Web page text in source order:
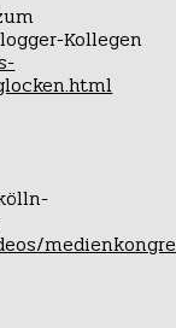
Kollegen